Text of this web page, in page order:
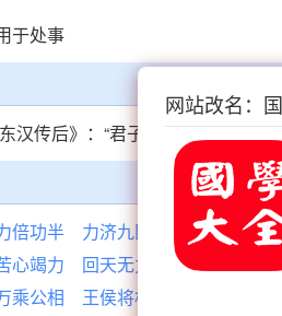
于处事
汉传后》：“君子救时虽切，必相
倍功半 力济九区 力大无比 力
心竭力 回天无力 恶来多力
乘公相 王侯将相
网站改名：